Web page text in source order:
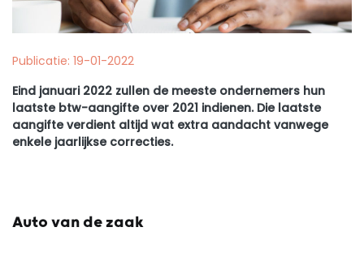
Publicatie: 19-01-2022
Eind januari 2022 zullen de meeste ondernemers hun
laatste btw-aangifte over 2021 indienen. Die laatste
aangifte verdient altijd wat extra aandacht vanwege
enkele jaarlijkse correcties.
Auto van de zaak